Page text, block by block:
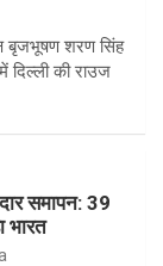
बृजभूषण शरण सिंह
दिल्ली की राउज
समापन: 39
भारत